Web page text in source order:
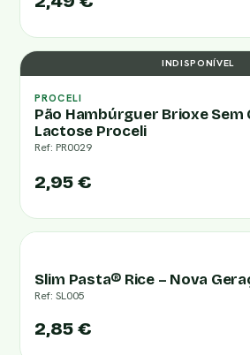
INDISPONÍVEL
PROCELI
Pão Hambúrguer Brioxe Sem
Lactose Proceli
Ref: PR0029
2,95 €
Slim Pasta® Rice – Nova
Ref: SL005
2,85 €